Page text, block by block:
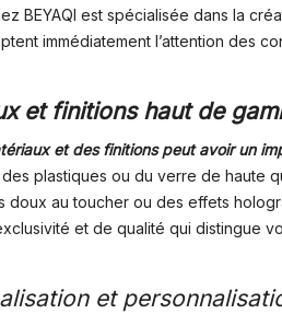
BEYAQI est spécialisée dans la
immédiatement l’attention des
et finitions haut de
et des finitions peut avoir un
plastiques ou du verre de haute
doux au toucher ou des effets
et de qualité qui distingue
et